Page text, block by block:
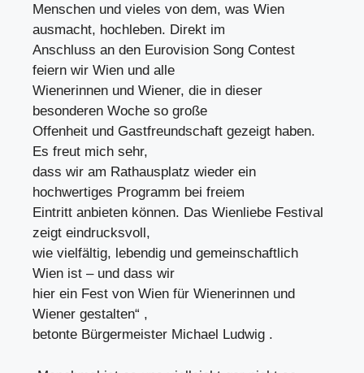
Menschen und vieles von dem, was Wien
ausmacht, hochleben. Direkt im
Anschluss an den Eurovision Song Contest
feiern wir Wien und alle
Wienerinnen und Wiener, die in dieser
besonderen Woche so große
Offenheit und Gastfreundschaft gezeigt haben.
Es freut mich sehr,
dass wir am Rathausplatz wieder ein
hochwertiges Programm bei freiem
Eintritt anbieten können. Das Wienliebe Festival
zeigt eindrucksvoll,
wie vielfältig, lebendig und gemeinschaftlich
Wien ist – und dass wir
hier ein Fest von Wien für Wienerinnen und
Wiener gestalten“ ,
betonte Bürgermeister Michael Ludwig .